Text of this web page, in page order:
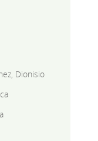
Dionisio